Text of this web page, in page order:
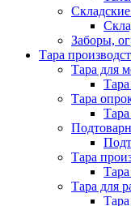
Заборы,
Тара
Тара для
Тара
Тара
Тара для